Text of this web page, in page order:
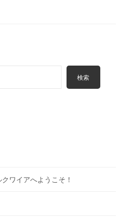
検索
ワイアへようこそ！